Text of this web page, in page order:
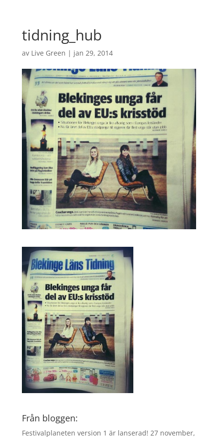
tidning_hub
av Live Green | jan 29, 2014
Från bloggen:
Festivalplaneten version 1 är lanserad! 27 november,